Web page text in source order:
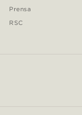
Prensa
RSC